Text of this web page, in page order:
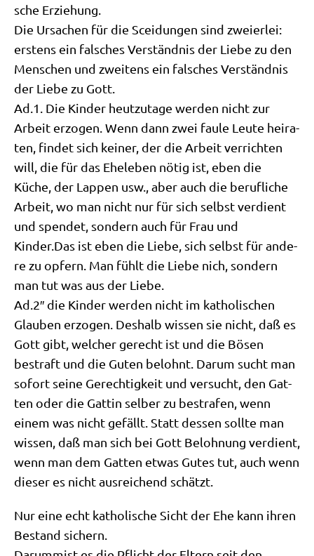
sche Erziehung.
Die Ursa­chen für die Scei­dun­gen sind zwei­er­lei:
erstens ein fal­sches Ver­ständ­nis der Lie­be zu den
Men­schen und zwei­tens ein fal­sches Ver­ständ­nis
der Lie­be zu Gott.
Ad.1. Die Kin­der heut­zu­ta­ge wer­den nicht zur
Arbeit erzo­gen. Wenn dann zwei fau­le Leu­te hei­ra­
ten, fin­det sich kei­ner, der die Arbeit ver­rich­ten
will, die für das Ehe­le­ben nötig ist, eben die
Küche, der Lap­pen usw., aber auch die beruf­li­che
Arbeit, wo man nicht nur für sich selbst ver­dient
und spen­det, son­dern auch für Frau und
Kinder.Das ist eben die Lie­be, sich selbst für ande­
re zu opfern. Man fühlt die Lie­be nich, son­dern
man tut was aus der Liebe.
Ad.2″ die Kin­der wer­den nicht im katho­li­schen
Glau­ben erzo­gen. Des­halb wis­sen sie nicht, daß es
Gott gibt, wel­cher gerecht ist und die Bösen
bestraft und die Guten belohnt. Dar­um sucht man
sofort sei­ne Gerech­tig­keit und ver­sucht, den Gat­
ten oder die Gat­tin sel­ber zu bestra­fen, wenn
einem was nicht gefällt. Statt des­sen soll­te man
wis­sen, daß man sich bei Gott Beloh­nung ver­dient,
wenn man dem Gat­ten etwas Gutes tut, auch wenn
die­ser es nicht aus­rei­chend schätzt.
Nur eine echt katho­li­sche Sicht der Ehe kann ihren
Bestand sichern.